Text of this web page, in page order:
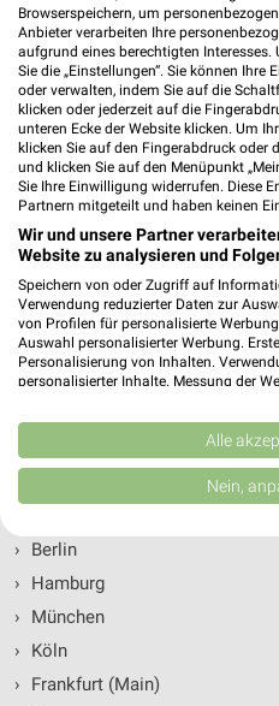
7 km
Premio Tuning Autozubehörkatalog 2026
Gültig 2026
ALLE
Alle Filialen, Adressen
von Autohaus Strobel
Auf dieser Seite siehst Du alle
Erhalte eine Übersicht über die
Top Städte
›
Berlin
›
Hamburg
›
München
›
Köln
›
Frankfurt (Main)
Browserspeichern, um
Anbieter verarbeiten Ihre
aufgrund eines berechtigten Interesses.
Sie die „Einstellungen“. Sie können Ihre
oder verwalten, indem Sie auf die
klicken oder jederzeit auf die
unteren Ecke der Website klicken. Um
klicken Sie auf den Fingerabdruck oder
und klicken Sie auf den Menüpunkt
Sie Ihre Einwilligung widerrufen. Diese
Partnern mitgeteilt und haben keinen
Wir und unsere Partner
Website zu analysieren und
Speichern von oder Zugriff auf
Verwendung reduzierter Daten zur
von Profilen für personalisierte
Auswahl personalisierter Werbung.
Personalisierung von Inhalten.
personalisierter Inhalte. Messung der
Kombinationen von Daten aus
Verbesserung der Angebote.
von Inhalten.
Daten können außerhalb der
USA gesendet werden.
Website/App.
Partnerliste anzeigen (1 IAB-
Wir nutzen Ihre Daten für folgende
auf einem Endgerät
Alle
Nein,